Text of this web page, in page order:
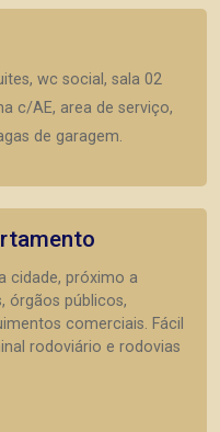
wc social, sala 02
c/AE, area de serviço,
de garagem.
cidade, próximo a
órgãos públicos,
comerciais. Fácil
rodoviário e rodovias